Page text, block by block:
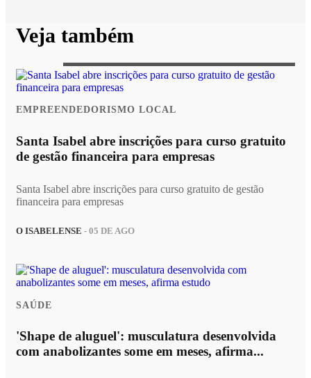
Veja também
EMPREENDEDORISMO LOCAL
Santa Isabel abre inscrições para curso gratuito
de gestão financeira para empresas
Santa Isabel abre inscrições para curso gratuito de gestão
financeira para empresas
O ISABELENSE - 05 DE AGO
SAÚDE
'Shape de aluguel': musculatura desenvolvida
com anabolizantes some em meses, afirma...